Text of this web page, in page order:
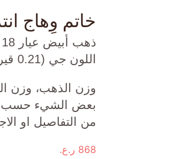
خاتم وِهاج
اللون جي (0.21 قيراط)، واونكس أسود (0.662 جرام) تقريبًا.
وزن الذهب، وزن
بعض الشيء حسب
من التفاصيل او
868 ر.ع.